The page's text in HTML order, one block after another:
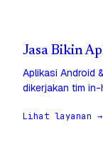
Jasa Bikin
Aplikasi Android
dikerjakan tim
Lihat layanan →